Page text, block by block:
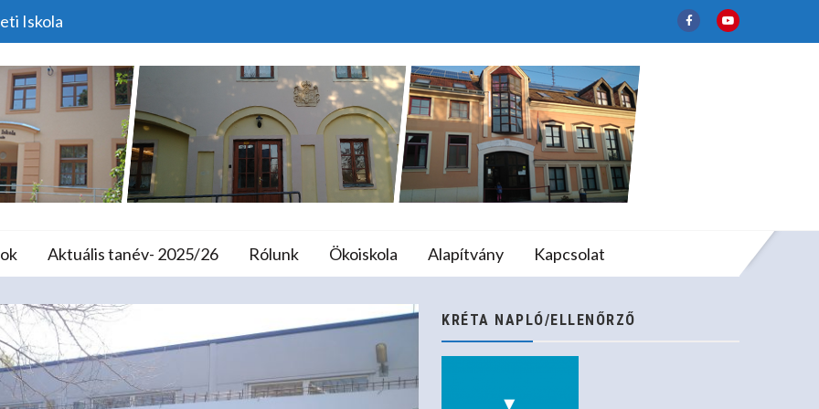
Iskola
Iskola és Alapfokú Művészeti
Aktuális tanév- 2025/26 Rólunk Ökoiskola Alapítvány Kapcsolat
DRV Látogatás
Home Programok DRV Látogatás
KRÉTA NAPLÓ/ELLENŐRZŐ